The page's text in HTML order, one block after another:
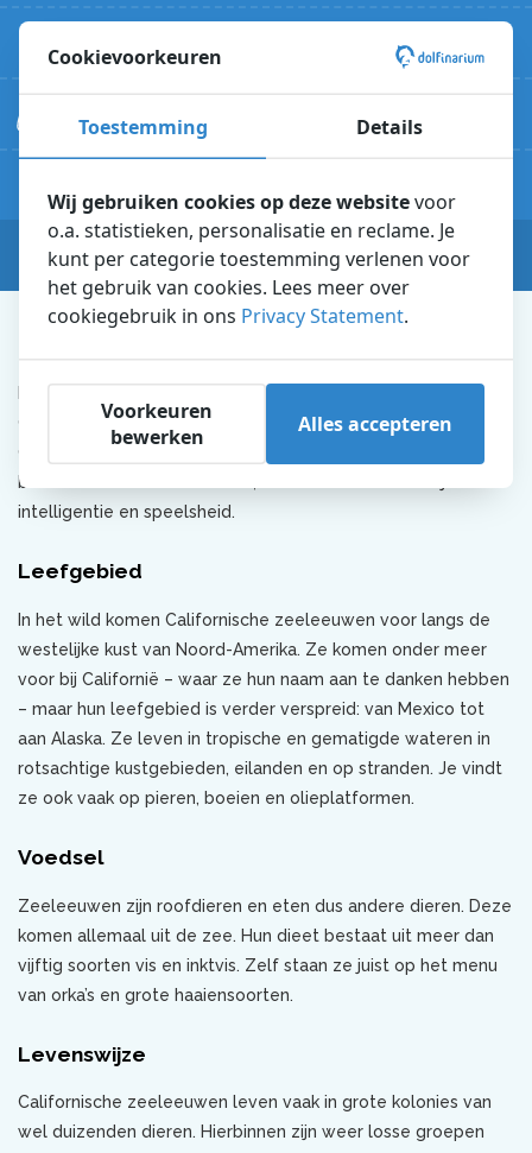
Zwemsnelheid
Adem inhouden
Leeftijd
Zo klink ik
Beluisteren
In het Dolfinarium ontmoet je twee soorten zeeleeuwen: de
Californische zeeleeuw en
de Stellerzeeleeuw. De
Californische zeeleeuw (Zalophus californianus) is veruit de
bekendste zeeleeuwensoort, en staat bekend om zijn
intelligentie en speelsheid.
Leefgebied
In het wild komen Californische zeeleeuwen voor langs de
westelijke kust van Noord-Amerika. Ze komen onder meer
voor bij Californië – waar ze hun naam aan te danken hebben
– maar hun leefgebied is verder verspreid: van Mexico tot
aan Alaska. Ze leven in tropische en gematigde wateren in
rotsachtige kustgebieden, eilanden en op stranden. Je vindt
ze ook vaak op pieren, boeien en olieplatformen.
Voedsel
Zeeleeuwen zijn roofdieren en eten dus andere dieren. Deze
komen allemaal uit de zee. Hun dieet bestaat uit meer dan
vijftig soorten vis en inktvis. Zelf staan ze juist op het menu
van orka’s en grote haaiensoorten.
Levenswijze
Californische zeeleeuwen leven vaak in grote kolonies van
wel duizenden dieren. Hierbinnen zijn weer losse groepen
Cookievoorkeuren
Toestemming Details
Wij gebruiken cookies op deze websitevoor
o.a. statistieken, personalisatie en reclame. Je
kunt per categorie toestemming verlenen voor
het gebruik van cookies. Lees meer over
cookiegebruik in ons Privacy Statement.
Voorkeuren
bewerken
Alles accepteren